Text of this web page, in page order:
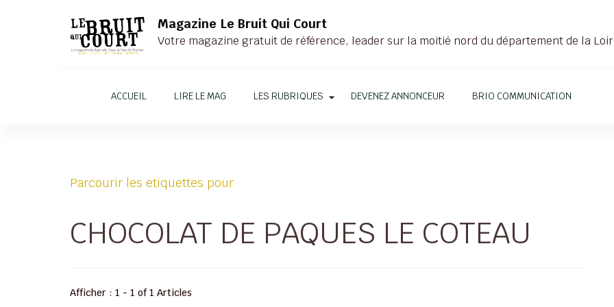
Magazine Le Bruit Qui Court
Votre magazine gratuit de référence, leader sur la moitié nord du département de la
ACCUEIL LIRE LE MAG LES RUBRIQUES DEVENEZ ANNONCEUR BRIO COMMUNICATION
Parcourir les etiquettes pour
CHOCOLAT DE PAQUES LE COTEAU
Afficher : 1 - 1 of 1 Articles